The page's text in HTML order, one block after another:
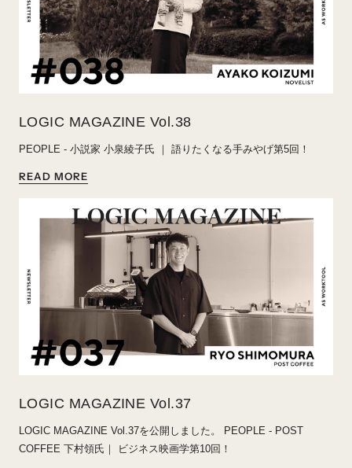
LOGIC MAGAZINE Vol.38
PEOPLE - 小説家 小泉綾子氏 ｜ 語りたくなる手みやげ第5回！
READ MORE
LOGIC MAGAZINE Vol.37
LOGIC MAGAZINE Vol.37を公開しました。
PEOPLE - POST
COFFEE 下村領氏｜ ビジネス映画学第10回！